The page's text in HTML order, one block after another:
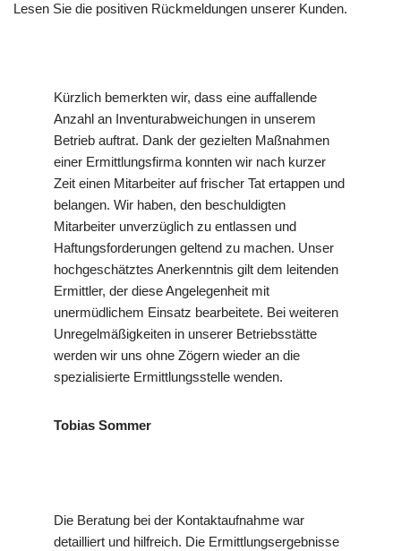
Lesen Sie die positiven Rückmeldungen unserer Kunden.
Kürzlich bemerkten wir, dass eine auffallende
Anzahl an Inventurabweichungen in unserem
Betrieb auftrat. Dank der gezielten Maßnahmen
einer Ermittlungsfirma konnten wir nach kurzer
Zeit einen Mitarbeiter auf frischer Tat ertappen und
belangen. Wir haben, den beschuldigten
Mitarbeiter unverzüglich zu entlassen und
Haftungsforderungen geltend zu machen. Unser
hochgeschätztes Anerkenntnis gilt dem leitenden
Ermittler, der diese Angelegenheit mit
unermüdlichem Einsatz bearbeitete. Bei weiteren
Unregelmäßigkeiten in unserer Betriebsstätte
werden wir uns ohne Zögern wieder an die
spezialisierte Ermittlungsstelle wenden.
Tobias Sommer
Die Beratung bei der Kontaktaufnahme war
detailliert und hilfreich. Die Ermittlungsergebnisse